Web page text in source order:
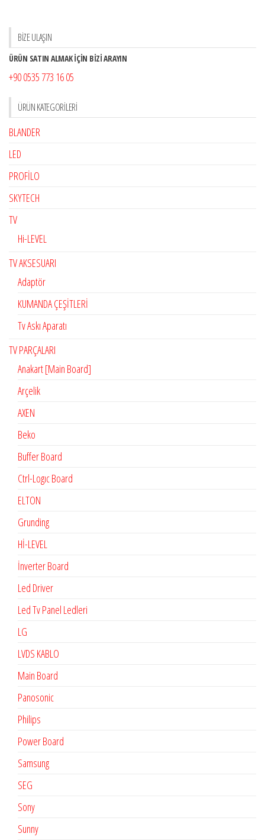
BİZE ULAŞIN
ÜRÜN SATIN ALMAK İÇİN BİZİ ARAYIN
+90 0535 773 16 05
ÜRÜN KATEGORILERI
BLANDER
LED
PROFİLO
SKYTECH
TV
Hi-LEVEL
TV AKSESUARI
Adaptör
KUMANDA ÇEŞİTLERİ
Tv Askı Aparatı
TV PARÇALARI
Anakart [Main Board]
Arçelik
AXEN
Beko
Buffer Board
Ctrl-Logıc Board
ELTON
Grunding
Hİ-LEVEL
İnverter Board
Led Driver
Led Tv Panel Ledleri
LG
LVDS KABLO
Main Board
Panosonic
Philips
Power Board
Samsung
SEG
Sony
Sunny